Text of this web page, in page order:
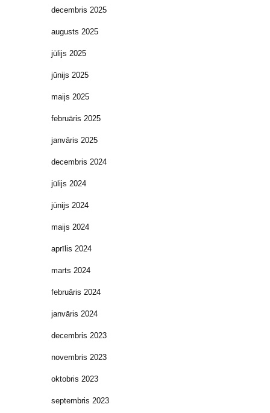
decembris 2025
augusts 2025
jūlijs 2025
jūnijs 2025
maijs 2025
februāris 2025
janvāris 2025
decembris 2024
jūlijs 2024
jūnijs 2024
maijs 2024
aprīlis 2024
marts 2024
februāris 2024
janvāris 2024
decembris 2023
novembris 2023
oktobris 2023
septembris 2023